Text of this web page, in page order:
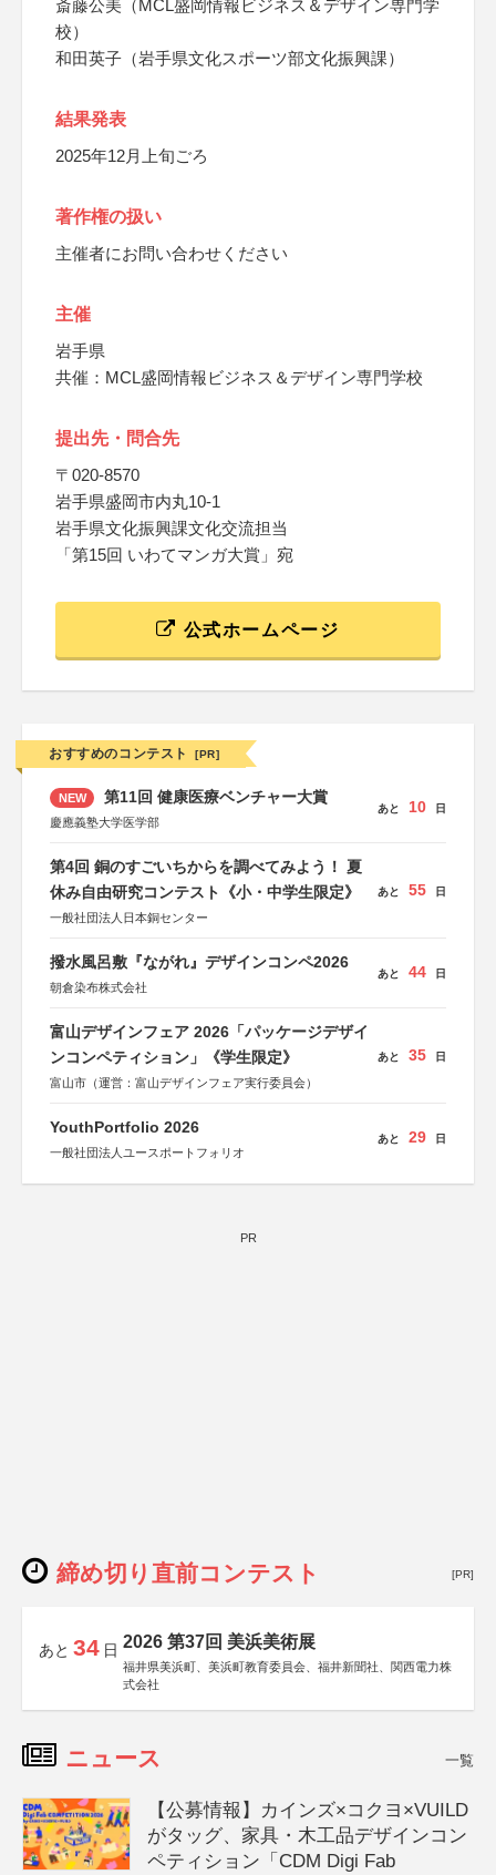
斎藤公美（MCL盛岡情報ビジネス＆デザイン専門学
校）
和田英子（岩手県文化スポーツ部文化振興課）
結果発表
2025年12月上旬ごろ
著作権の扱い
主催者にお問い合わせください
主催
岩手県
共催：MCL盛岡情報ビジネス＆デザイン専門学校
提出先・問合先
〒020-8570
岩手県盛岡市内丸10-1
岩手県文化振興課文化交流担当
「第15回 いわてマンガ大賞」宛
公式ホームページ
おすすめのコンテスト [PR]
NEW 第11回 健康医療ベンチャー大賞
慶應義塾大学医学部
あと 10 日
第4回 銅のすごいちからを調べてみよう！ 夏
休み自由研究コンテスト《小・中学生限定》
一般社団法人日本銅センター
あと 55 日
撥水風呂敷『ながれ』デザインコンペ2026
朝倉染布株式会社
あと 44 日
富山デザインフェア 2026「パッケージデザイ
ンコンペティション」《学生限定》
富山市（運営：富山デザインフェア実行委員会）
あと 35 日
YouthPortfolio 2026
一般社団法人ユースポートフォリオ
あと 29 日
PR
締め切り直前コンテスト [PR]
あと 34 日 2026 第37回 美浜美術展
福井県美浜町、美浜町教育委員会、福井新聞社、関西電力株
式会社
ニュース 一覧
【公募情報】カインズ×コクヨ×VUILD
がタッグ、家具・木工品デザインコン
ペティション「CDM Digi Fab